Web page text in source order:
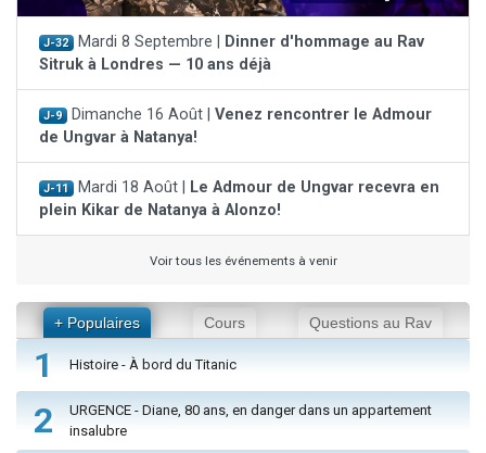
J-32 Mardi 8 Septembre |
Dinner d'hommage au Rav
Sitruk à Londres — 10 ans déjà
J-9 Dimanche 16 Août | Venez rencontrer le Admour
de Ungvar à Natanya!
J-11 Mardi 18 Août |
Le Admour de Ungvar recevra en
plein Kikar de Natanya à Alonzo!
Voir tous les événements à venir
+ Populaires Cours Questions au Rav
1 Histoire - À bord du Titanic
2
URGENCE - Diane, 80 ans, en danger dans un appartement
insalubre